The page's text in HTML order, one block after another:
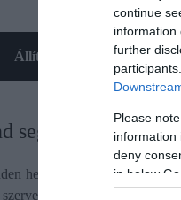
continue
information
further
Please
information
deny
in below
Állítsd be oldalunkat
segíthet a
hetedik amerikai szenved
Sokan nem is